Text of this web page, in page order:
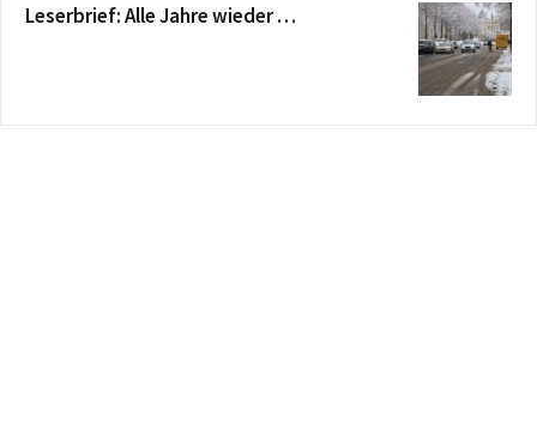
Leserbrief: Alle Jahre wieder …